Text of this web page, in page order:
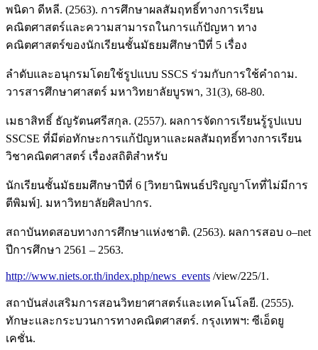
พนิดา ดีหลี. (2563). การศึกษาผลสัมฤทธิ์ทางการเรียน
คณิตศาสตร์และความสามารถในการแก้ปัญหา ทาง
คณิตศาสตร์ของนักเรียนชั้นมัธยมศึกษาปีที่ 5 เรื่อง
ลำดับและอนุกรมโดยใช้รูปแบบ SSCS ร่วมกับการใช้คำถาม.
วารสารศึกษาศาสตร์ มหาวิทยาลัยบูรพา, 31(3), 68-80.
เมธาสิทธิ์ ธัญรัตนศรีสกุล. (2557). ผลการจัดการเรียนรู้รูปแบบ
SSCSE ที่มีต่อทักษะการแก้ปัญหาและผลสัมฤทธิ์ทางการเรียน
วิชาคณิตศาสตร์ เรื่องสถิติสำหรับ
นักเรียนชั้นมัธยมศึกษาปีที่ 6 [วิทยานิพนธ์ปริญญาโทที่ไม่มีการ
ตีพิมพ์]. มหาวิทยาลัยศิลปากร.
สถาบันทดสอบทางการศึกษาแห่งชาติ. (2563). ผลการสอบ o–net
ปีการศึกษา 2561 – 2563.
http://www.niets.or.th/index.php/news_events /view/225/1.
สถาบันส่งเสริมการสอนวิทยาศาสตร์และเทคโนโลยี. (2555).
ทักษะและกระบวนการทางคณิตศาสตร์. กรุงเทพฯ: ซีเอ็ดยู
เคชั่น.